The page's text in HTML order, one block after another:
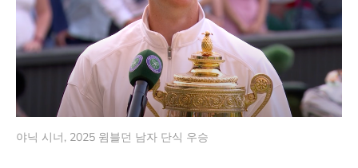
야닉 시너, 2025 윔블던 남자 단식 우승